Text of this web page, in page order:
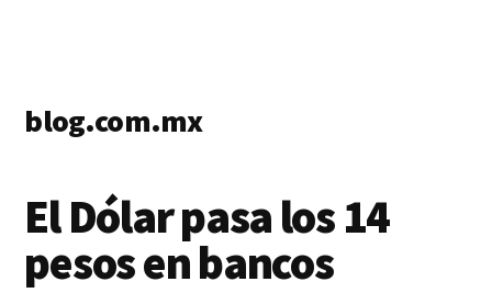
blog.com.mx
blogs
El Dólar pasa los 14
pesos en bancos